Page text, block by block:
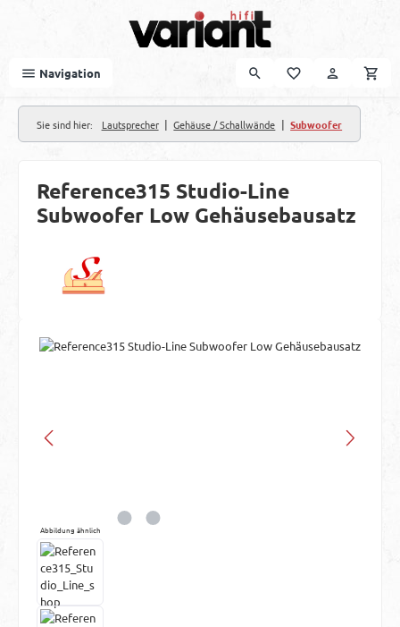
Navigation
Sie sind hier: Lautsprecher | Gehäuse / Schallwände | Subwoofer
Reference315 Studio-Line
Subwoofer Low Gehäusebausatz
Bildergalerie überspringen
Abbildung ähnlich